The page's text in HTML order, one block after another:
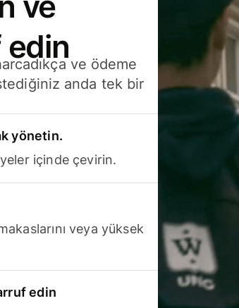
edinve ödeme
anda tek bir
yönetin.
içinde çevirin.
veya yüksek
edin